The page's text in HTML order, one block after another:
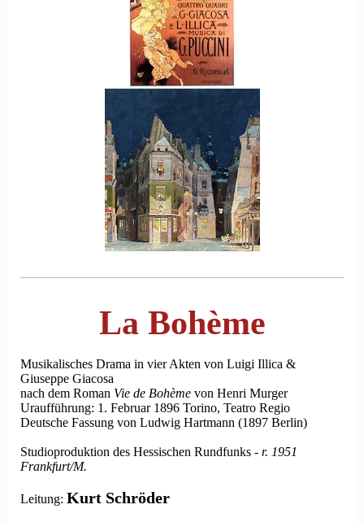
La Bohème
Musikalisches Drama in vier Akten von Luigi Illica &
Giuseppe Giacosa
nach dem Roman Vie de Bohème von Henri Murger
Uraufführung: 1. Februar 1896 Torino, Teatro Regio
Deutsche Fassung von Ludwig Hartmann (1897 Berlin)
Studioproduktion des Hessischen Rundfunks - r. 1951
Frankfurt/M.
Leitung: Kurt Schröder